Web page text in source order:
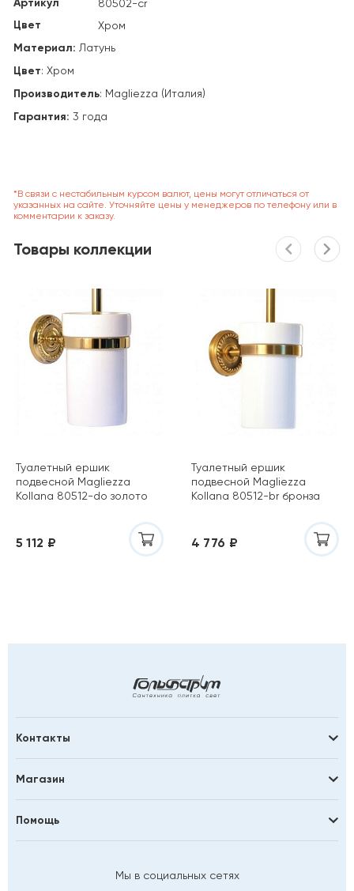
Артикул 80502-cr
Цвет Хром
Материал: Латунь
Цвет: Хром
Производитель: Magliezza (Италия)
Гарантия: 3 года
*В связи с нестабильным курсом валют, цены могут отличаться от
указанных на сайте. Уточняйте цены у менеджеров по телефону или в
комментарии к заказу.
Товары коллекции
Туалетный ершик
подвесной Magliezza
Kollana 80512-do золото
5 112 ₽
Туалетный ершик
подвесной Magliezza
Kollana 80512-br бронза
4 776 ₽
Контакты
Магазин
Помощь
Мы в социальных сетях